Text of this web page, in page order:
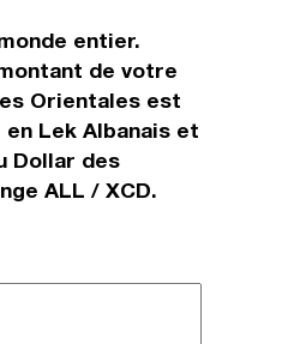
entier.
de votre
Orientales est
Lek Albanais et
Dollar des
ALL / XCD.